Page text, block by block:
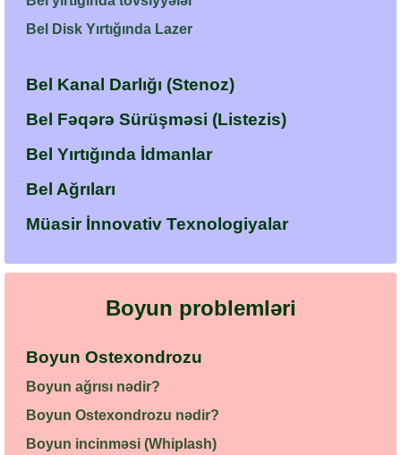
Bel Disk Yırtığında Lazer
Bel Kanal Darlığı (Stenoz)
Bel Fəqərə Sürüşməsi (Listezis)
Bel Yırtığında İdmanlar
Bel Ağrıları
Müasir İnnovativ Texnologiyalar
Boyun problemləri
Boyun Ostexondrozu
Boyun ağrısı nədir?
Boyun Ostexondrozu nədir?
Boyun incinməsi (Whiplash)